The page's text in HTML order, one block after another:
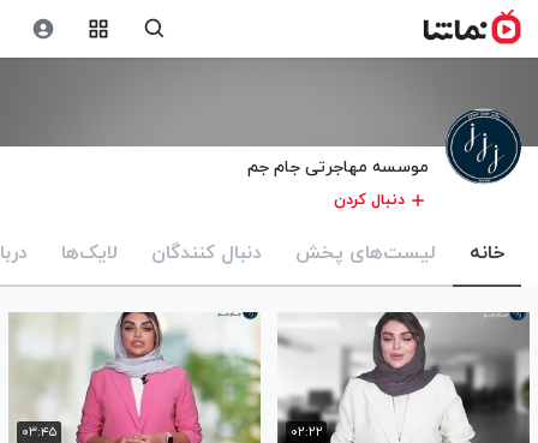
موسسه مهاجرتی جام جم
دنبال کردن
خانه لیست‌های پخش دنبال کنندگان لایک‌ها
۰۲:۲۲ ۰۳:۴۵